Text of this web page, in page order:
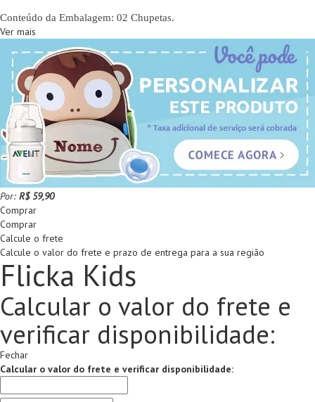
Conteúdo da Embalagem: 02 Chupetas.
Ver mais
Por: R$ 59,90
Comprar
Comprar
Calcule o frete
Calcule o valor do frete e prazo de entrega para a sua região
Flicka Kids
Calcular o valor do frete e
verificar disponibilidade:
Fechar
Calcular o valor do frete e verificar disponibilidade: